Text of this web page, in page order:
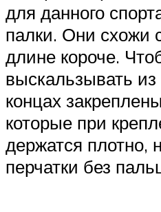
для данного
палки. Они
длине короче.
выскальзывать из
концах
которые при
держатся плотно,
перчатки без